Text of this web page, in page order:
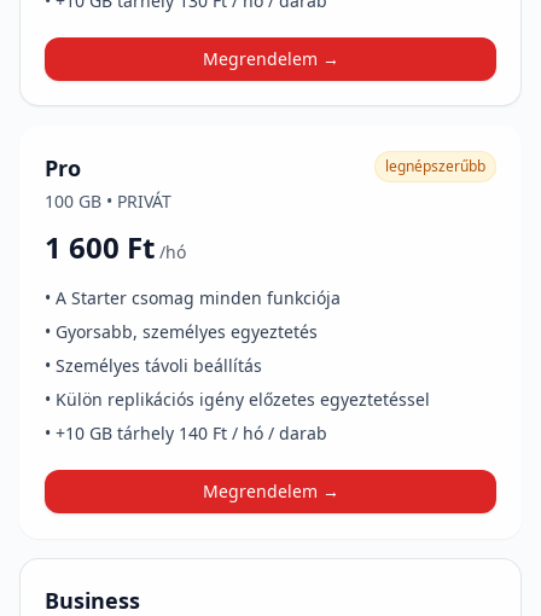
Megrendelem →
Pro
100 GB • PRIVÁT
legnépszerűbb
1 600 Ft /hó
• A Starter csomag minden funkciója
• Gyorsabb, személyes egyeztetés
• Személyes távoli beállítás
• Külön replikációs igény előzetes egyeztetéssel
• +10 GB tárhely 140 Ft / hó / darab
Megrendelem →
Business